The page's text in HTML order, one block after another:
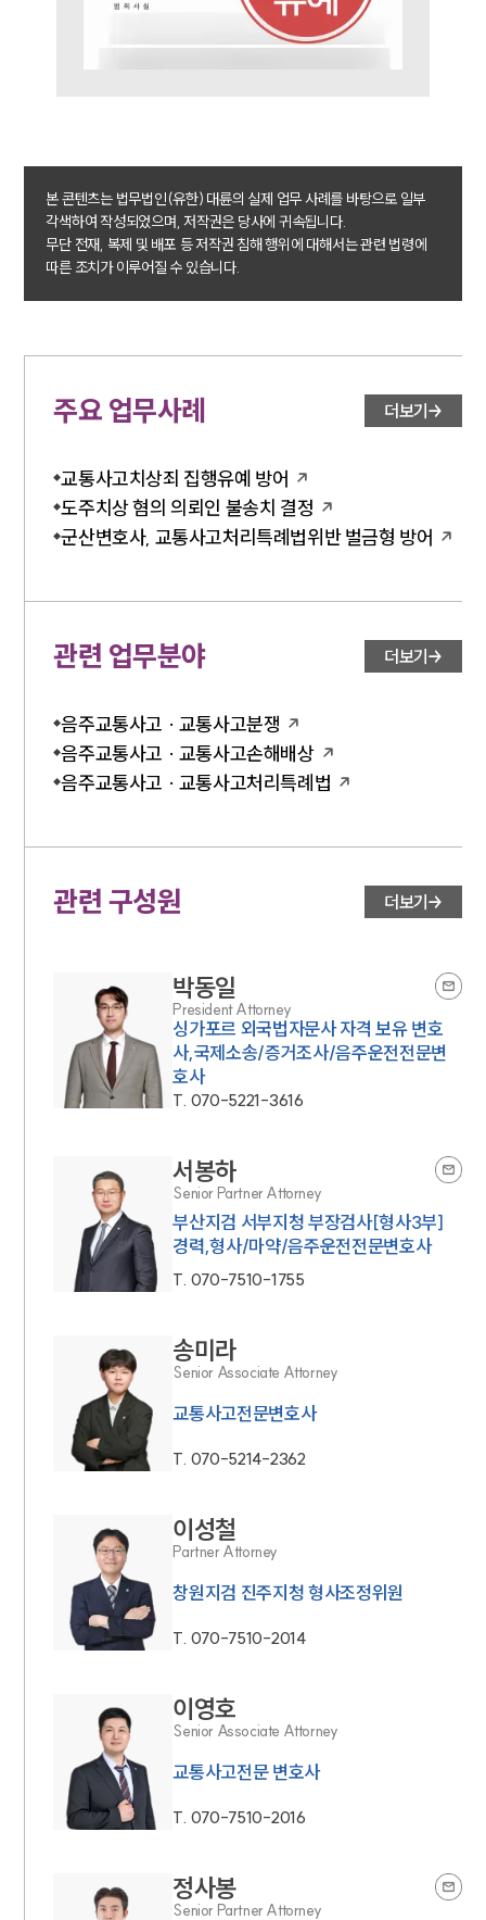
팀소개
통합검색
AI대륜
업무사례
주요 업무사례
법률정보
업무분야
음주교통사고대응부 업무
전체
구성원 소개
음주운전·교통사고전문변호사추천
소식/자료
언론보도
공지사항
뉴스레터/브로슈어
대륜법률상담예약
본 콘텐츠는 법무법인(유한) 대륜의 실제 업무 사례를 바탕으로 일부
각색하여 작성되었으며, 저작권은 당사에 귀속됩니다.
무단 전재, 복제 및 배포 등 저작권 침해 행위에 대해서는 관련 법령에
따른 조치가 이루어질 수 있습니다.
주요 업무사례 더보기
교통사고치상죄 집행유예 방어
도주치상 혐의 의뢰인 불송치 결정
군산변호사, 교통사고처리특례법위반 벌금형 방어
관련 업무분야 더보기
음주교통사고 · 교통사고분쟁
음주교통사고 · 교통사고손해배상
음주교통사고 · 교통사고처리특례법
관련 구성원 더보기
박동일
President Attorney
싱가포르 외국법자문사 자격 보유 변호
사,국제소송/증거조사/음주운전전문변
호사
T. 070-5221-3616
서봉하
Senior Partner Attorney
부산지검 서부지청 부장검사[형사3부]
경력,형사/마약/음주운전전문변호사
T. 070-7510-1755
송미라
Senior Associate Attorney
교통사고전문변호사
T. 070-5214-2362
이성철
Partner Attorney
창원지검 진주지청 형사조정위원
T. 070-7510-2014
이영호
Senior Associate Attorney
교통사고전문 변호사
T. 070-7510-2016
정사봉
Senior Partner Attorney